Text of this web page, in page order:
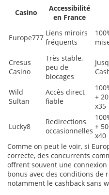
Casino
Accessibilité
en France
Europe777
Liens miroirs
fréquents
Cresus
Casino
Très stable,
peu de
blocages
Wild
Sultan
Accès direct
fiable
+
x35
Lucky8
Redirections
occasionnelles +
x40
Comme on peut le voir, si
correcte, des concurrents
offrent souvent une
bonus avec des conditions de
notamment le cashback sans